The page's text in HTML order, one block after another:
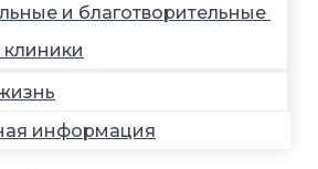
и благотворительные
информация